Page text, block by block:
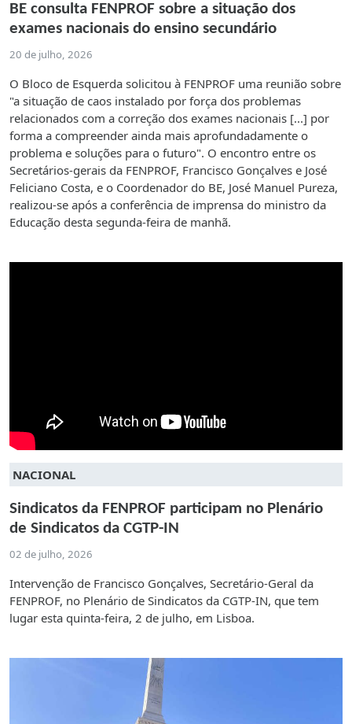
BE consulta FENPROF sobre a situação dos
exames nacionais do ensino secundário
20 de julho, 2026
O Bloco de Esquerda solicitou à FENPROF uma reunião sobre
"a situação de caos instalado por força dos problemas
relacionados com a correção dos exames nacionais [...] por
forma a compreender ainda mais aprofundadamente o
problema e soluções para o futuro". O encontro entre os
Secretários-gerais da FENPROF, Francisco Gonçalves e José
Feliciano Costa, e o Coordenador do BE, José Manuel Pureza,
realizou-se após a conferência de imprensa do ministro da
Educação desta segunda-feira de manhã.
NACIONAL
Sindicatos da FENPROF participam no Plenário
de Sindicatos da CGTP-IN
02 de julho, 2026
Intervenção de Francisco Gonçalves, Secretário-Geral da
FENPROF, no Plenário de Sindicatos da CGTP-IN, que tem
lugar esta quinta-feira, 2 de julho, em Lisboa.